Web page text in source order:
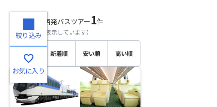
絞り込み
favorite
お気に入り
検索結果 関西発バスツアー1件
1～1件目を表示しています）
おすす
め順
新着順 安い順 高い順